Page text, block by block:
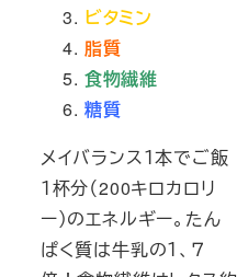
ビタミン
脂質
食物繊維
糖質
メイバランス１本でご飯
１杯分（200キロカロリ
ー）のエネルギー。たん
ぱく質は牛乳の１、７